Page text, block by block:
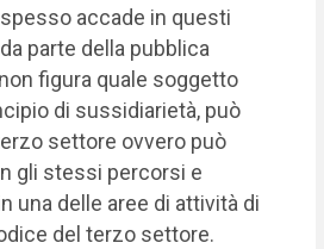
accade in questi
parte della pubblica
figura quale soggetto
di sussidiarietà, può
settore ovvero può
gli stessi percorsi e
una delle aree di attività di
del terzo settore.